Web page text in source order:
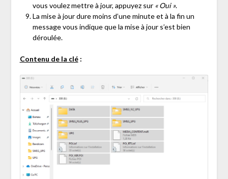
vous voulez mettre à jour, appuyez sur « Oui ».
La mise à jour dure moins d’une minute et à la fin un
message vous indique que la mise à jour s’est bien
déroulée.
Contenu de la clé: